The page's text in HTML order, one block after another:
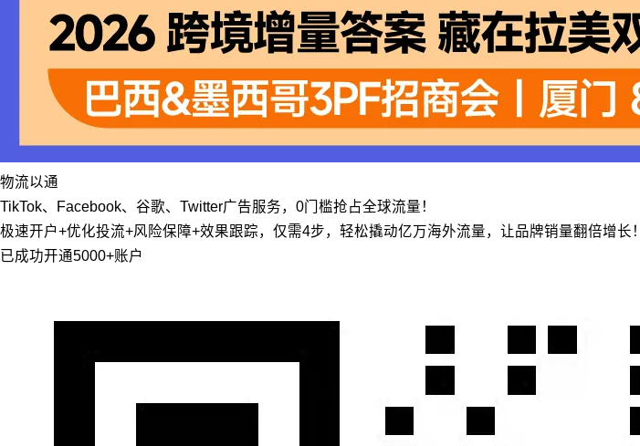
物流以通
TikTok、Facebook、谷歌、Twitter广告服务，0门槛抢占全球流量！
极速开户+优化投流+风险保障+效果跟踪，仅需4步，轻松撬动亿万海外流量，让品牌销量翻倍增长！
已成功开通5000+账户